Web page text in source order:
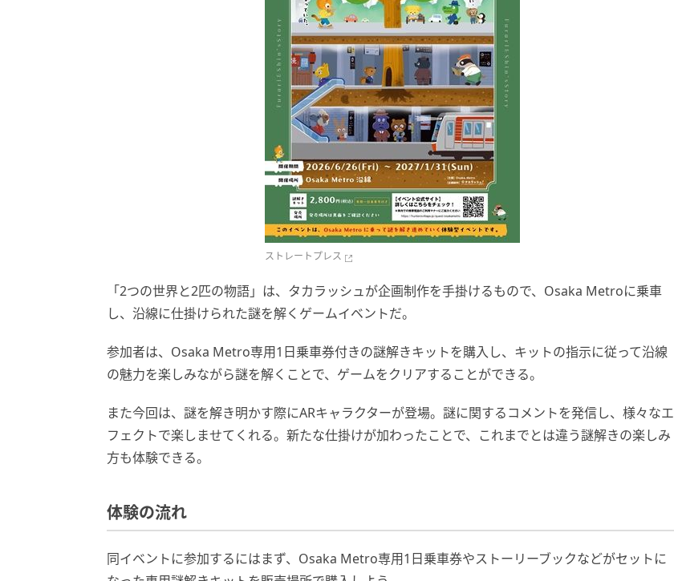
ストレートプレス
「2つの世界と2匹の物語」は、タカラッシュが企画制作を手掛けるもので、Osaka Metroに乗車
し、沿線に仕掛けられた謎を解くゲームイベントだ。
参加者は、Osaka Metro専用1日乗車券付きの謎解きキットを購入し、キットの指示に従って沿線
の魅力を楽しみながら謎を解くことで、ゲームをクリアすることができる。
また今回は、謎を解き明かす際にARキャラクターが登場。謎に関するコメントを発信し、様々なエ
フェクトで楽しませてくれる。新たな仕掛けが加わったことで、これまでとは違う謎解きの楽しみ
方も体験できる。
体験の流れ
同イベントに参加するにはまず、Osaka Metro専用1日乗車券やストーリーブックなどがセットに